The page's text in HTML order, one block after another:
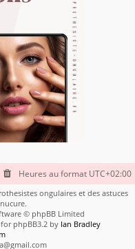
Heures au format UTC+02:00
ongulaires et des astuces
© phpBB Limited
phpBB3.2 by Ian Bradley